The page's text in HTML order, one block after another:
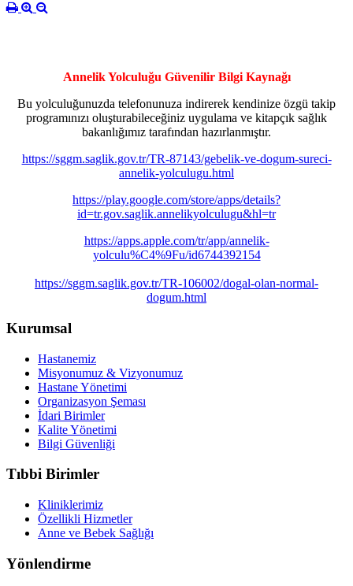
Annelik Yolculuğu Güvenilir Bilgi Kaynağı
Bu yolculuğunuzda telefonunuza indirerek kendinize özgü takip
programınızı oluşturabileceğiniz uygulama ve kitapçık sağlık
bakanlığımız tarafından hazırlanmıştır.
https://sggm.saglik.gov.tr/TR-87143/gebelik-ve-dogum-sureci-
annelik-yolculugu.html
https://play.google.com/store/apps/details?
id=tr.gov.saglik.annelikyolculugu&hl=tr
https://apps.apple.com/tr/app/annelik-
yolculu%C4%9Fu/id6744392154
https://sggm.saglik.gov.tr/TR-106002/dogal-olan-normal-
dogum.html
Kurumsal
Hastanemiz
Misyonumuz & Vizyonumuz
Hastane Yönetimi
Organizasyon Şeması
İdari Birimler
Kalite Yönetimi
Bilgi Güvenliği
Tıbbi Birimler
Kliniklerimiz
Özellikli Hizmetler
Anne ve Bebek Sağlığı
Yönlendirme